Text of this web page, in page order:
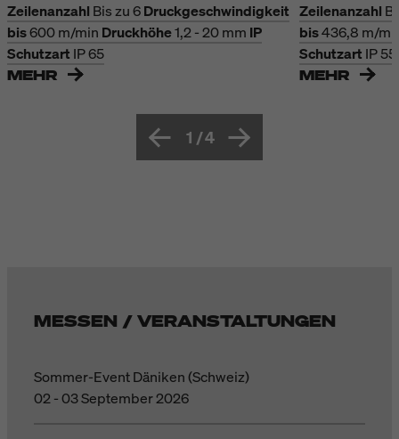
Zeilenanzahl Bis zu 6Druckgeschwindigkeit
bis600 m/min Druckhöhe1,2 - 20 mm IP
Schutzart IP 65
MEHR
Zeilenanzahl
bis436,8 m/
Schutzart IP 55
MEHR
1 /4
MESSEN / VERANSTALTUNGEN
Sommer-Event Däniken (Schweiz)
02 - 03 September 2026